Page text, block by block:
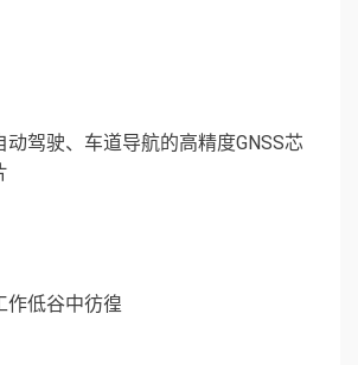
动驾驶、车道导航的高精度GNSS芯
作低谷中彷徨